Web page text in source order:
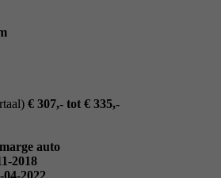
€ 307,- tot € 335,-
auto
2018
04-2022